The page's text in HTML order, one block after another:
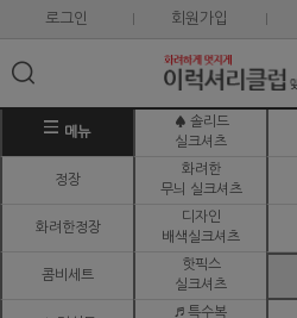
로그인 회원가입
메뉴
♠ 솔리드
실크셔츠
정장
화려한
무늬 실크셔츠
화려한정장
디자인
배색실크셔츠
콤비세트
핫픽스
실크셔츠
♬ 특수복